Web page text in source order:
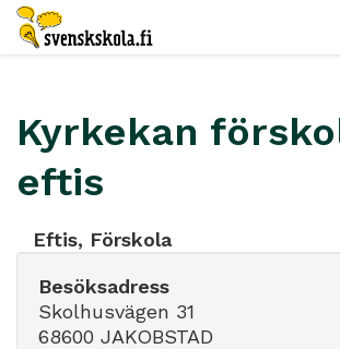
Kyrkekan
eftis
Eftis, Förskola
Besöksadress
Skolhusvägen 31
68600 JAKOBSTAD